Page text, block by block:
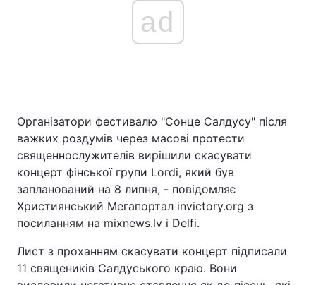
ad
Організатори фестивалю "Сонце Салдусу" після
важких роздумів через масові протести
священнослужителів вирішили скасувати
концерт фінської групи Lordi, який був
запланований на 8 липня, - повідомляє
Християнський Мегапортал invictory.org з
посиланням на mixnews.lv і Delfi.
Лист з проханням скасувати концерт підписали
11 священиків Салдуського краю. Вони